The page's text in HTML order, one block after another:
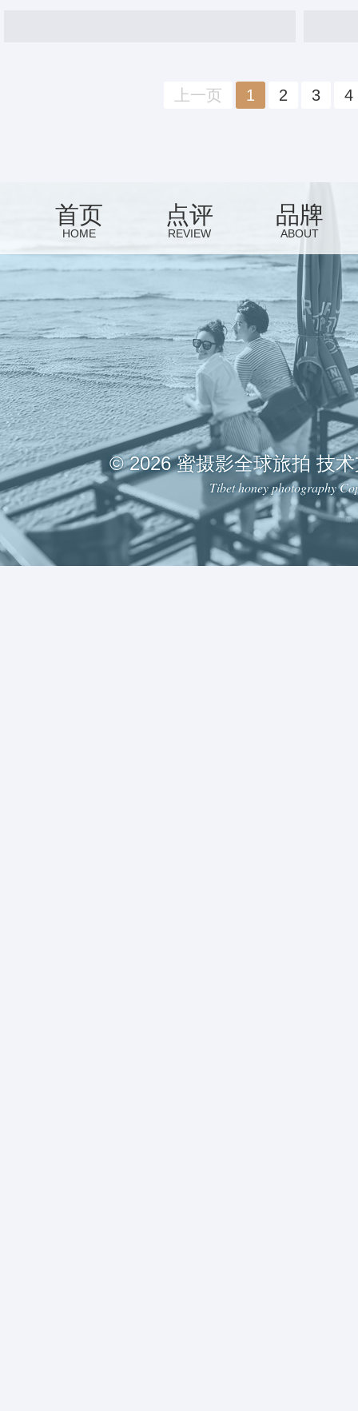
上一页 1 2 3 4
首页
HOME
点评
REVIEW
品牌
ABOUT
© 2026 蜜摄影全球旅拍 技
Tibet honey photography